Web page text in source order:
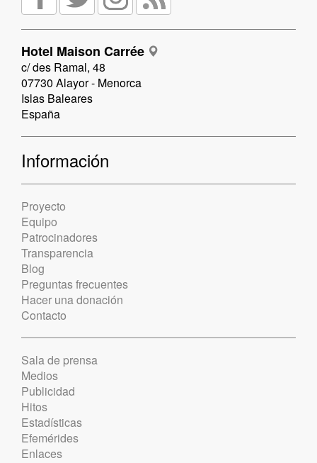
Hotel Maison Carrée
c/ des Ramal, 48
07730 Alayor - Menorca
Islas Baleares
España
Información
Proyecto
Equipo
Patrocinadores
Transparencia
Blog
Preguntas frecuentes
Hacer una donación
Contacto
Sala de prensa
Medios
Publicidad
Hitos
Estadísticas
Efemérides
Enlaces